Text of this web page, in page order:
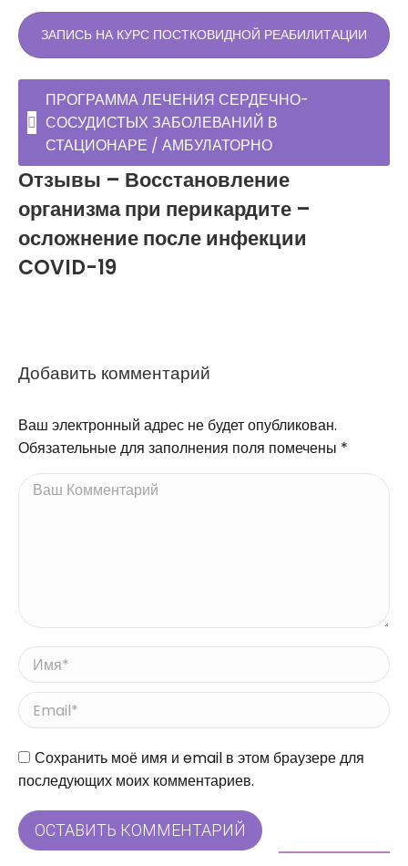
ЗАПИСЬ НА КУРС ПОСТКОВИДНОЙ РЕАБИЛИТАЦИИ
ПРОГРАММА ЛЕЧЕНИЯ СЕРДЕЧНО-
СОСУДИСТЫХ ЗАБОЛЕВАНИЙ В
СТАЦИОНАРЕ / АМБУЛАТОРНО
Отзывы – Восстановление
организма при перикардите –
осложнение после инфекции
COVID-19
Добавить комментарий
Ваш электронный адрес не будет опубликован.
Обязательные для заполнения поля помечены *
Ваш Комментарий
Имя *
Email *
СайтСохранить моё имя и email в этом браузере для
последующих моих комментариев.
ОСТАВИТЬ КОММЕНТАРИЙ